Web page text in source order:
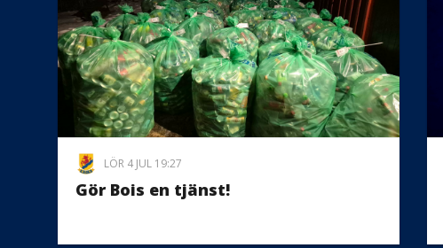
LÖR 4 JUL 19:27
Gör Bois en tjänst!